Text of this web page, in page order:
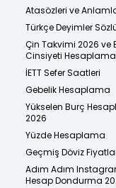
Atasözleri ve
Türkçe Deyimler
Çin Takvimi 2026 ve
Cinsiyeti Hesaplama
İETT Sefer Saatleri
Gebelik Hesaplama
Yükselen Burç
2026
Yüzde Hesaplama
Geçmiş Döviz
Adım Adım
Hesap Dondurma